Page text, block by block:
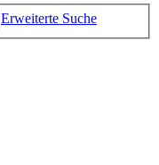
Erweiterte Suche